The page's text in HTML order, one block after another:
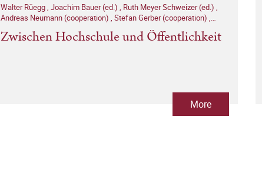
Walter Rüegg, Joachim Bauer (ed.) , Ruth Meyer Schweizer (ed.) ,
Andreas Neumann (cooperation) , Stefan Gerber (cooperation) ,
Zwischen Hochschule und Öffentlichkeit
More